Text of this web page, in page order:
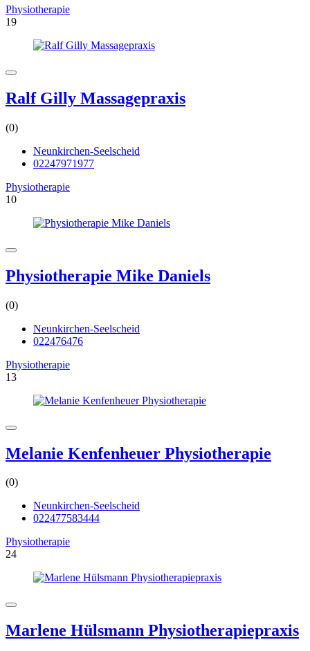
Physiotherapie
19
Ralf Gilly Massagepraxis
(0)
Neunkirchen-Seelscheid
02247971977
Physiotherapie
10
Physiotherapie Mike Daniels
(0)
Neunkirchen-Seelscheid
022476476
Physiotherapie
13
Melanie Kenfenheuer Physiotherapie
(0)
Neunkirchen-Seelscheid
022477583444
Physiotherapie
24
Marlene Hülsmann Physiotherapiepraxis